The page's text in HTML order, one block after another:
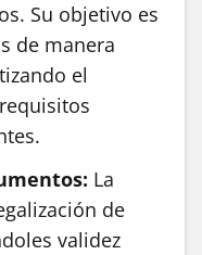
Su objetivo es
de manera
el
La
de
validez